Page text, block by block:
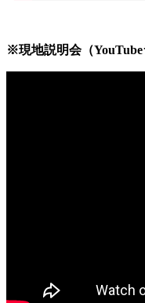
※現地説明会（